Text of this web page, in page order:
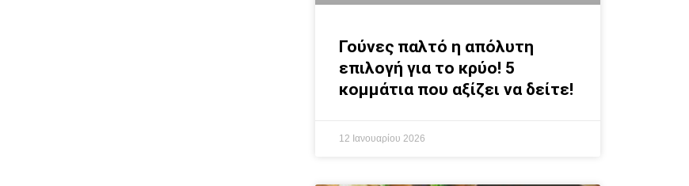
Γούνες παλτό η απόλυτη
επιλογή για το κρύο! 5
κομμάτια που αξίζει να δείτε!
12 Ιανουαρίου 2026